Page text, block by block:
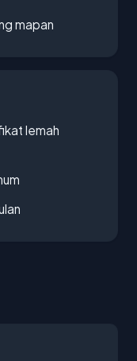
mapan
lemah